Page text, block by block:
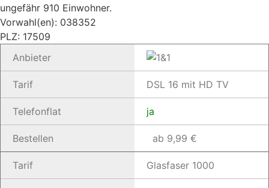
ungefähr 910 Einwohner.
Vorwahl(en): 038352
PLZ: 17509
Anbieter
Tarif DSL 16 mit HD TV
Telefonflat ja
Bestellen ab 9,99 €
Tarif Glasfaser 1000